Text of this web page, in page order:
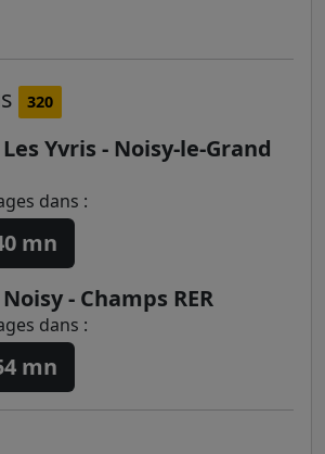
320
Yvris - Noisy-le-Grand
dans :
mn
- Champs RER
dans :
mn